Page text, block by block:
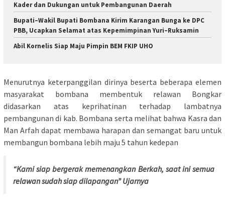
Kader dan Dukungan untuk Pembangunan Daerah
Bupati–Wakil Bupati Bombana Kirim Karangan Bunga ke DPC
PBB, Ucapkan Selamat atas Kepemimpinan Yuri–Ruksamin
Abil Kornelis Siap Maju Pimpin BEM FKIP UHO
Menurutnya keterpanggilan dirinya beserta beberapa elemen
masyarakat bombana membentuk relawan Bongkar
didasarkan atas keprihatinan terhadap lambatnya
pembangunan di kab. Bombana serta melihat bahwa Kasra dan
Man Arfah dapat membawa harapan dan semangat baru untuk
membangun bombana lebih maju 5 tahun kedepan
“Kami siap bergerak memenangkan Berkah, saat ini semua
relawan sudah siap dilapangan” Ujarnya